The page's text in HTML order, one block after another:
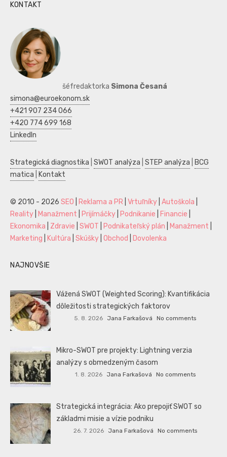
KONTAKT
šéfredaktorka Simona Česaná
simona@euroekonom.sk
+421 907 234 066
+420 774 699 168
LinkedIn
Strategická diagnostika SWOT analýza STEP analýza
BCG
matica
Kontakt
© 2010 - 2026 SEO Reklama a PR Vrtuľníky Autoškola
Reality
Manažment Prijímáčky Podnikanie Financie
Ekonomika
Zdravie SWOT Podnikateľský plán Manažment
Marketing
Kultúra Skúšky Obchod Dovolenka
NAJNOVŠIE
Vážená SWOT (Weighted Scoring): Kvantifikácia
dôležitosti strategických faktorov
5. 8. 2026 Jana Farkašová No comments
Mikro-SWOT pre projekty: Lightning verzia
analýzy s obmedzeným časom
1. 8. 2026 Jana Farkašová No comments
Strategická integrácia: Ako prepojiť SWOT so
základmi misie a vízie podniku
26. 7. 2026 Jana Farkašová No comments